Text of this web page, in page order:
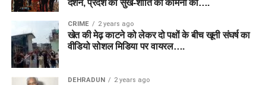
दर्शन, प्रदेश की सुख-शांति की कामना की….
CRIME 2 years ago
खेत की मेढ़ काटने को लेकर दो पक्षों के बीच खूनी संघर्ष का
वीडियो सोशल मिडिया पर वायरल….
DEHRADUN 2 years ago